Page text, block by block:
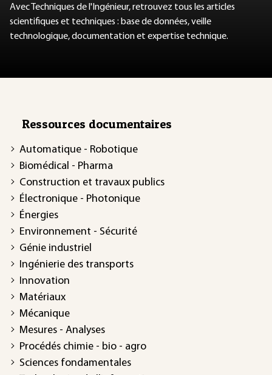
Avec Techniques de l'Ingénieur, retrouvez tous les articles
scientifiques et techniques : base de données, veille
technologique, documentation et expertise technique.
Ressources documentaires
Automatique - Robotique
Biomédical - Pharma
Construction et travaux publics
Électronique - Photonique
Énergies
Environnement - Sécurité
Génie industriel
Ingénierie des transports
Innovation
Matériaux
Mécanique
Mesures - Analyses
Procédés chimie - bio - agro
Sciences fondamentales